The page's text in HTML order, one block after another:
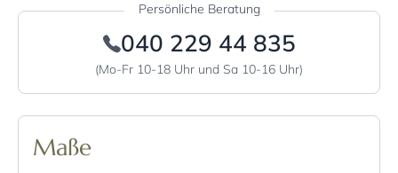
Persönliche Beratung
040 229 44 835
(Mo-Fr 10-18 Uhr und Sa 10-16 Uhr)
Maße